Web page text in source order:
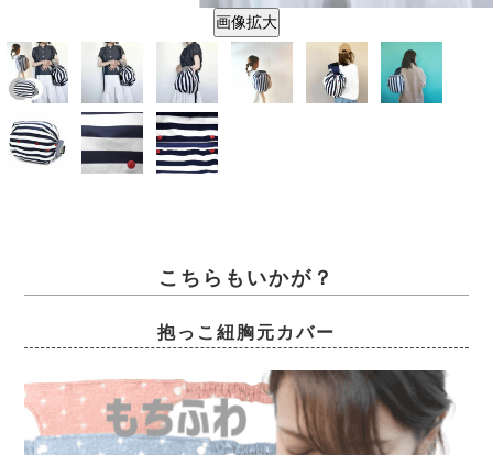
画像拡大
こちらもいかが？
抱っこ紐胸元カバー